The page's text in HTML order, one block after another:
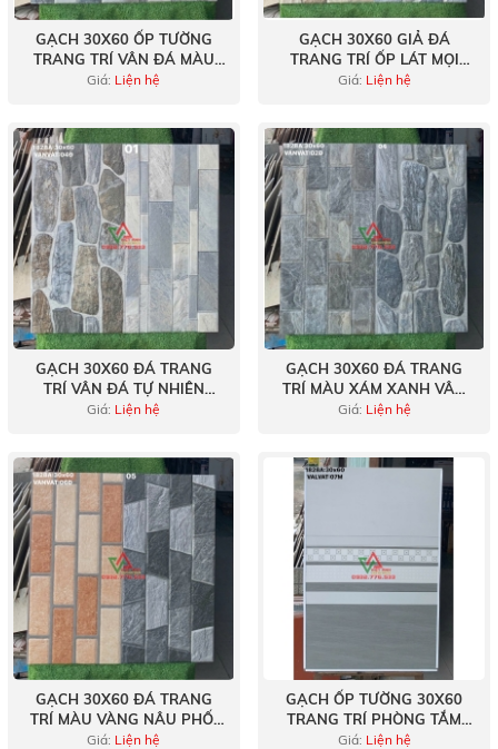
GẠCH 30X60 ỐP TƯỜNG
TRANG TRÍ VÂN ĐÁ MÀU
XÁM SÁNG
Giá: Liện hệ
GẠCH 30X60 GIẢ ĐÁ
TRANG TRÍ ỐP LÁT MỌI
KHÔNG GIAN
Giá: Liện hệ
GẠCH 30X60 ĐÁ TRANG
TRÍ VÂN ĐÁ TỰ NHIÊN
HÀNG VIỆT NAM
Giá: Liện hệ
GẠCH 30X60 ĐÁ TRANG
TRÍ MÀU XÁM XANH VÂN
ĐÁ CHẺ TỰ NHIÊN VIỆT
Giá: Liện hệ
GẠCH 30X60 ĐÁ TRANG
TRÍ MÀU VÀNG NÂU PHỐI
XÁM VÂN ĐÁ VIỆT NAM
Giá: Liện hệ
GẠCH ỐP TƯỜNG 30X60
TRANG TRÍ PHÒNG TẮM
THOÁNG MÁT
Giá: Liện hệ